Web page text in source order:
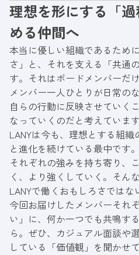
事、オウンドメディア（CULTURE／
INDEX）、社員インタビュー記事、
Podcast「LANY FM」などを担当。コ
ツを通じて、LANYの人・カルチャー
ことに力を注いでいる。
理想を形にする「
める仲間へ
本当に優しい組織であるため
さ」と、それを支える「共通
す。それはボードメンバーだ
メンバー一人ひとりが日常の
自らの行動に反映させていく
なっていくのだと考えています
LANYは今も、理想とする組
と進化を続けている最中です。
それぞれの強みを持ち寄り、
く、より強くしていく。そん
LANYで働くおもしろさではな
今回お届けしたメンバーそれ
い」に、何か一つでも共鳴す
ら。ぜひ、カジュアル面談や
している「価値観」を聞かせ